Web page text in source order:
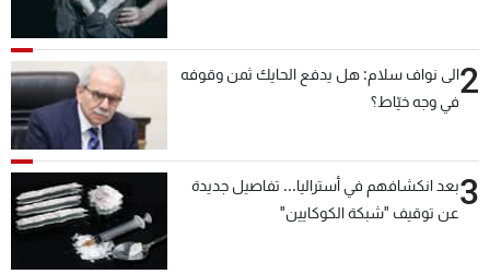
2الى نواف سلام: هل يدفع الحايك ثمن وقوفه
في وجه خيّاط؟
3بعد انكشافهم في أستراليا... تفاصيل جديدة
عن توقيف "شبكة الكوكايين"